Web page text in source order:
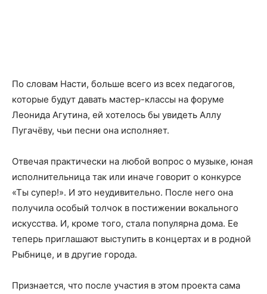
По словам Насти, больше всего из всех педагогов,
которые будут давать мастер-классы на форуме
Леонида Агутина, ей хотелось бы увидеть Аллу
Пугачёву, чьи песни она исполняет.
Отвечая практически на любой вопрос о музыке, юная
исполнительница так или иначе говорит о конкурсе
«Ты супер!». И это неудивительно. После него она
получила особый толчок в постижении вокального
искусства. И, кроме того, стала популярна дома. Ее
теперь приглашают выступить в концертах и в родной
Рыбнице, и в другие города.
Признается, что после участия в этом проекта сама